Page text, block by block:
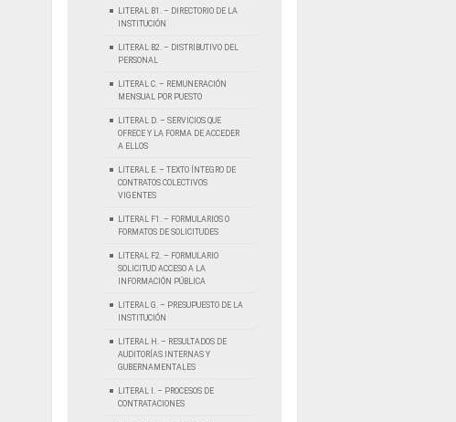
LITERAL B1. – DIRECTORIO DE LA
INSTITUCIÓN
LITERAL B2. – DISTRIBUTIVO DEL
PERSONAL
LITERAL C. – REMUNERACIÓN
MENSUAL POR PUESTO
LITERAL D. – SERVICIOS QUE
OFRECE Y LA FORMA DE ACCEDER
A ELLOS
LITERAL E. – TEXTO ÍNTEGRO DE
CONTRATOS COLECTIVOS
VIGENTES
LITERAL F1. – FORMULARIOS O
FORMATOS DE SOLICITUDES
LITERAL F2. – FORMULARIO
SOLICITUD ACCESO A LA
INFORMACIÓN PÚBLICA
LITERAL G. – PRESUPUESTO DE LA
INSTITUCIÓN
LITERAL H. – RESULTADOS DE
AUDITORÍAS INTERNAS Y
GUBERNAMENTALES
LITERAL I. – PROCESOS DE
CONTRATACIONES